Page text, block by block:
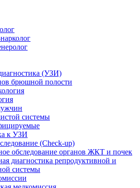
(УЗИ)
брюшной полости
системы
к УЗИ
(Check-up)
обследование органов ЖКТ и почек
диагностика репродуктивной и
системы